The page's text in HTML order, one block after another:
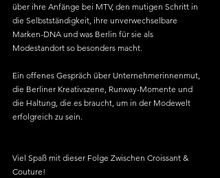
über ihre Anfänge bei MTV, den mutigen Schritt in
die Selbstständigkeit, ihre unverwechselbare
Marken-DNA und was Berlin für sie als
Modestandort so besonders macht.
Ein offenes Gespräch über Unternehmerinnenmut,
die Berliner Kreativszene, Runway-Momente und
die Haltung, die es braucht, um in der Modewelt
erfolgreich zu sein.
Viel Spaß mit dieser Folge Zwischen Croissant &
Couture!